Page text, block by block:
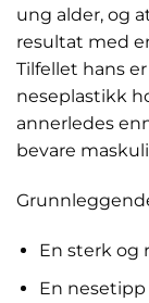
ung alder, og
resultat med
Tilfellet hans
neseplastikk
annerledes
bevare
En sterk og
En